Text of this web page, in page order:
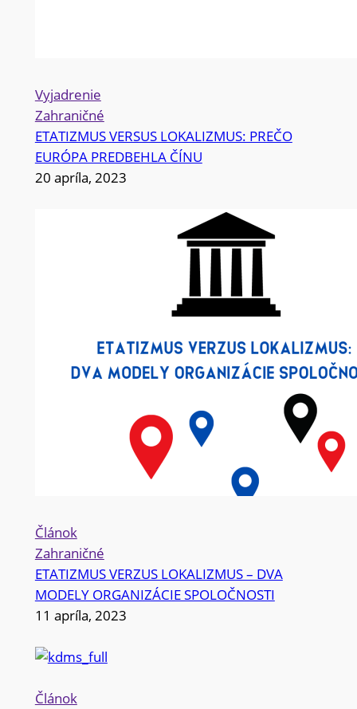
Vyjadrenie
Zahraničné
ETATIZMUS VERSUS LOKALIZMUS: PREČO
EURÓPA PREDBEHLA ČÍNU
20 apríla, 2023
Článok
Zahraničné
ETATIZMUS VERZUS LOKALIZMUS – DVA
MODELY ORGANIZÁCIE SPOLOČNOSTI
11 apríla, 2023
Článok